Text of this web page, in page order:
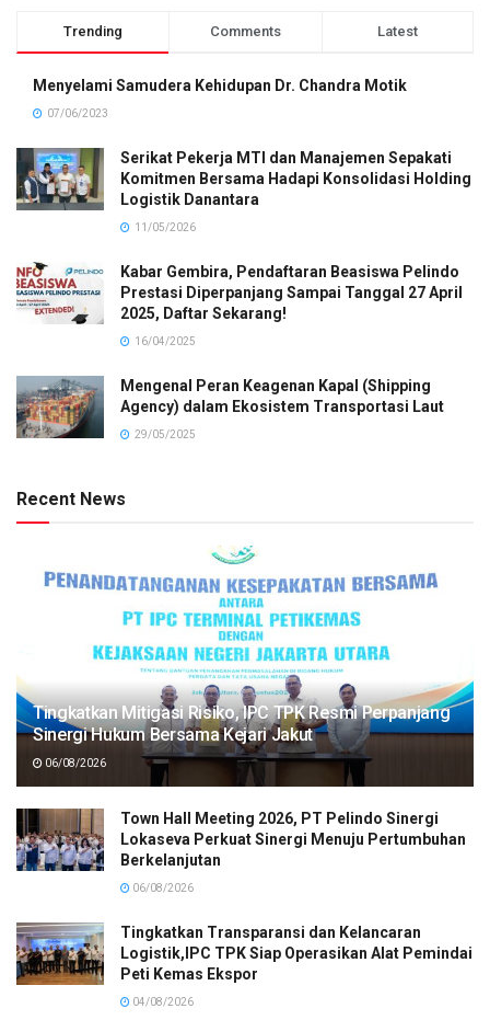
Trending Comments Latest
Menyelami Samudera Kehidupan Dr. Chandra Motik
07/06/2023
Serikat Pekerja MTI dan Manajemen Sepakati
Komitmen Bersama Hadapi Konsolidasi Holding
Logistik Danantara
11/05/2026
Kabar Gembira, Pendaftaran Beasiswa Pelindo
Prestasi Diperpanjang Sampai Tanggal 27 April
2025, Daftar Sekarang!
16/04/2025
Mengenal Peran Keagenan Kapal (Shipping
Agency) dalam Ekosistem Transportasi Laut
29/05/2025
Recent News
Tingkatkan Mitigasi Risiko, IPC TPK Resmi Perpanjang
Sinergi Hukum Bersama Kejari Jakut
06/08/2026
Town Hall Meeting 2026, PT Pelindo Sinergi
Lokaseva Perkuat Sinergi Menuju Pertumbuhan
Berkelanjutan
06/08/2026
Tingkatkan Transparansi dan Kelancaran
Logistik,IPC TPK Siap Operasikan Alat Pemindai
Peti Kemas Ekspor
04/08/2026